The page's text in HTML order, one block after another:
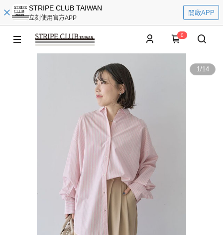
STRIPE CLUB TAIWAN
立刻使用官方APP
開啟APP
0
1/14